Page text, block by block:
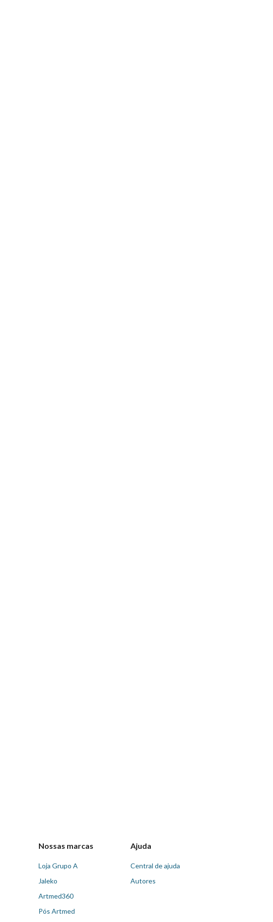
Nossas marcas
Loja Grupo A
Jaleko
Artmed360
Pós Artmed
Ajuda
Central de ajuda
Autores